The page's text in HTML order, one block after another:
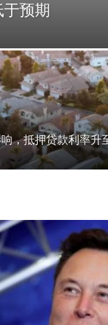
预期
，抵押贷款利率升